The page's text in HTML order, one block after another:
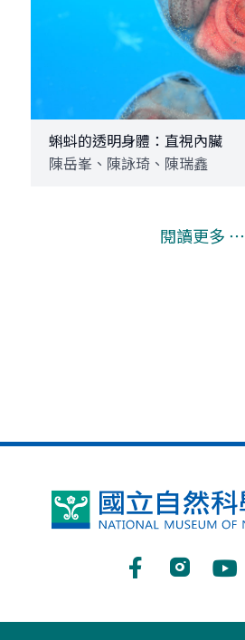
蝌蚪的透明身體：直視內臟
陳岳峯、陳詠琦、陳瑞鑫
閱讀更多 ⋯
國